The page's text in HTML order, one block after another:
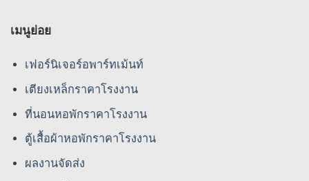
เมนูย่อย
เฟอร์นิเจอร์อพาร์ทเม้นท์
เตียงเหล็กราคาโรงงาน
ที่นอนหอพักราคาโรงงาน
ตู้เสื้อผ้าหอพักราคาโรงงาน
ผลงานจัดส่ง